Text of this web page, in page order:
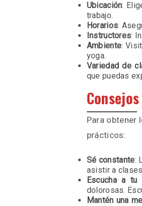
Ubicación:
trabajo.
Horarios:
Instructores:
Ambiente:
yoga.
Variedad de
que puedas
Para obtener
prácticos:
Sé constante:
asistir a
Escucha a tu
dolorosas.
Mantén una